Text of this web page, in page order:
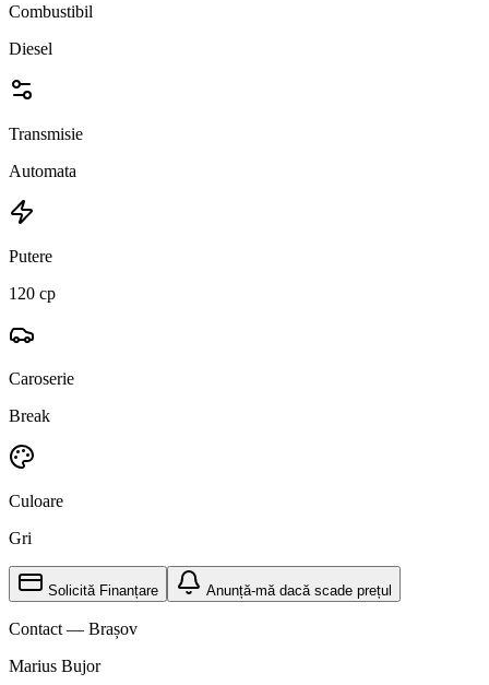
Combustibil
Diesel
Transmisie
Automata
Putere
120 cp
Caroserie
Break
Culoare
Gri
Solicită Finanțare Anunță-mă dacă scade prețul
Contact — Brașov
Marius Bujor